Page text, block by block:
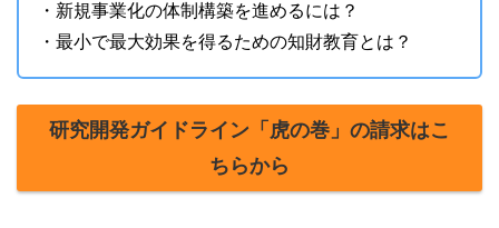
・新規事業化の体制構築を進めるには？
・最小で最大効果を得るための知財教育とは？
研究開発ガイドライン「虎の巻」の請求はこ
ちらから